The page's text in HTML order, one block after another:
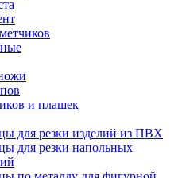
и плашек
для резки изделий из ПВХ
для резки напольных